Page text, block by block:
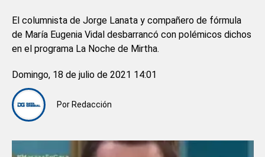
El columnista de Jorge Lanata y compañero de fórmula
de María Eugenia Vidal desbarrancó con polémicos dichos
en el programa La Noche de Mirtha.
Por Redacción
Domingo, 18 de julio de 2021 14:01